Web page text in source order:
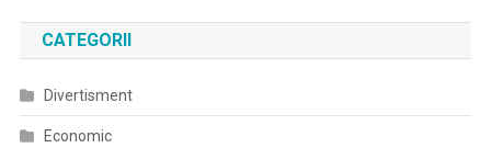
CATEGORII
Divertisment
Economic